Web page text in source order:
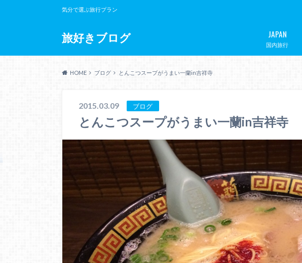
旅好きブログ
気分で選ぶ旅行プラン
国内旅行
JAPAN
HOME ブログ とんこつスープがうまい一蘭in吉祥寺
2015.03.09 ブログ
とんこつスープがうまい一蘭in吉祥寺